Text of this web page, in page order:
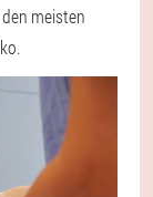
meisten